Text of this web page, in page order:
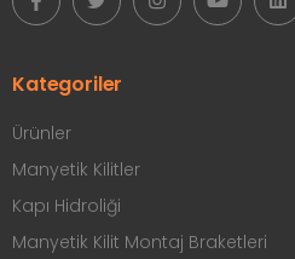
Kategoriler
Ürünler
Manyetik Kilitler
Kapı Hidroliği
Manyetik Kilit Montaj Braketleri